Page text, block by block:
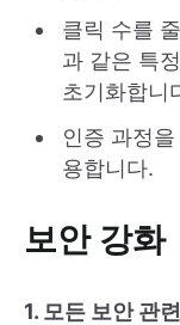
클릭 수를
과 같은 특
초기화합니
인증 과정
용합니다.
보안 강화
1. 모든 보안 관